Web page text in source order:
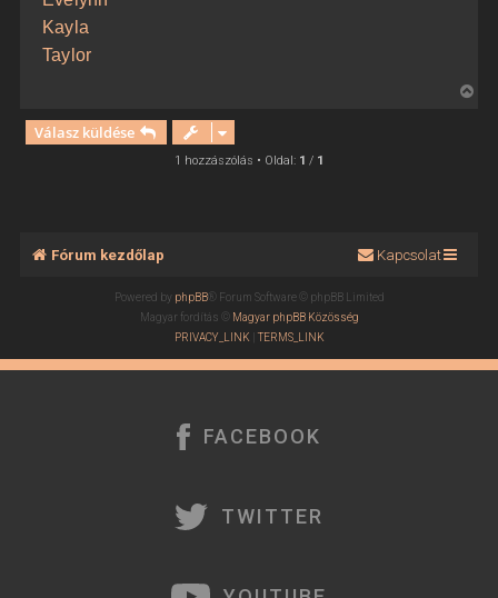
Kayla
Taylor
é
Válasz küldése
1 hozzászólás • Oldal: 1 / 1
Fórum kezdőlap Kapcsolat
Powered by phpBB® Forum Software © phpBB Limited
Magyar fordítás © Magyar phpBB Közösség
PRIVACY_LINK |TERMS_LINK
FACEBOOK
TWITTER